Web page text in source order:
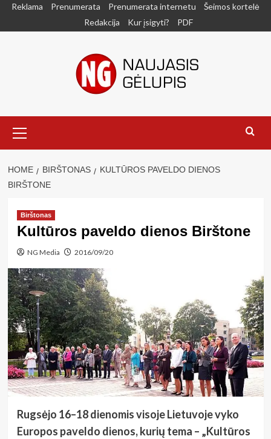
SkipReklama Prenumerata Prenumerata internetu
Šeimos kortelė
Redakcija
Kur įsigyti? PDF
Menu
HOME BIRŠTONAS
KULTŪROS PAVELDO DIENOS
BIRŠTONE
Birštonas
Kultūros paveldo dienos Birštone
NG Media 2016/09/20
Rugsėjo 16–18 dienomis visoje Lietuvoje vyko
Europos paveldo dienos, kurių tema – „Kultūros